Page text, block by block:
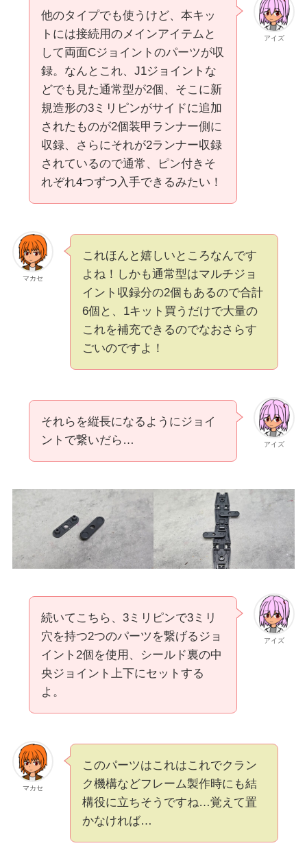
アイズ
他のタイプでも使うけど、本キッ
トには接続用のメインアイテムと
して両面Cジョイントのパーツが収
録。なんとこれ、J1ジョイントな
どでも見た通常型が2個、そこに新
規造形の3ミリピンがサイドに追加
されたものが2個装甲ランナー側に
収録、さらにそれが2ランナー収録
されているので通常、ピン付きそ
れぞれ4つずつ入手できるみたい！
マカセ
これほんと嬉しいところなんです
よね！しかも通常型はマルチジョ
イント収録分の2個もあるので合計
6個と、1キット買うだけで大量の
これを補充できるのでなおさらす
ごいのですよ！
アイズ
それらを縦長になるようにジョイ
ントで繋いだら…
アイズ
続いてこちら、3ミリピンで3ミリ
穴を持つ2つのパーツを繋げるジョ
イント2個を使用、シールド裏の中
央ジョイント上下にセットする
よ。
マカセ
このパーツはこれはこれでクラン
ク機構などフレーム製作時にも結
構役に立ちそうですね…覚えて置
かなければ…